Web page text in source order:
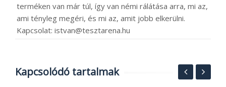
terméken van már túl, így van némi rálátása arra, mi az,
ami tényleg megéri, és mi az, amit jobb elkerülni.
Kapcsolat: istvan@tesztarena.hu
Kapcsolódó tartalmak